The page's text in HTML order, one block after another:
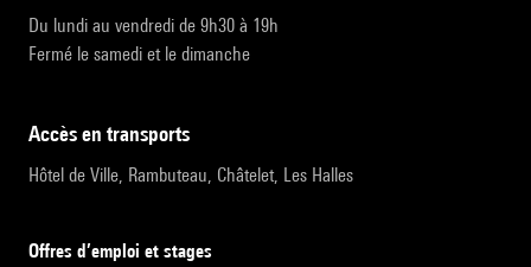
Du lundi au vendredi de 9h30 à 19h
Fermé le samedi et le dimanche
accès en transports
Hôtel de Ville, Rambuteau, Châtelet, Les Halles
Offres d’emploi et stages